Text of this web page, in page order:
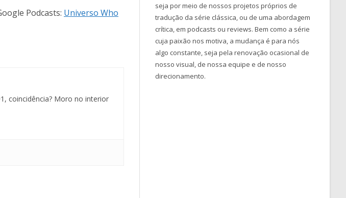
Podcasts: Universo Who
coincidência? Moro no interior
seja por meio de nossos projetos próprios de
tradução da série clássica, ou de uma abordagem
crítica, em podcasts ou reviews. Bem como a série
cuja paixão nos motiva, a mudança é para nós
algo constante, seja pela renovação ocasional de
nosso visual, de nossa equipe e de nosso
direcionamento.